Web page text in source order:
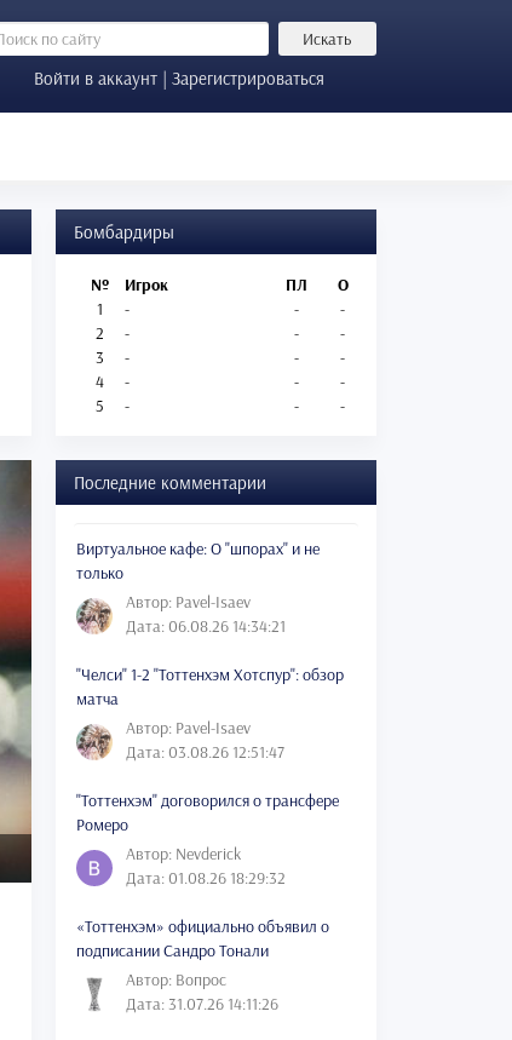
Искать
Войти в аккаунт | Зарегистрироваться
Бомбардиры
№ Игрок ПЛ
О
1
- -
-
2
- -
-
3
- -
-
4
- -
-
5
- - -
Последние комментарии
Виртуальное кафе: О "шпорах" и не
только
Автор: Pavel-Isaev
Дата: 06.08.26 14:34:21
"Челси" 1-2 "Тоттенхэм Хотспур": обзор
матча
Автор: Pavel-Isaev
Дата: 03.08.26 12:51:47
"Тоттенхэм" договорился о трансфере
Ромеро
Автор: Nevderick
Дата: 01.08.26 18:29:32
«Тоттенхэм» официально объявил о
подписании Сандро Тонали
Автор: Вопрос
Дата: 31.07.26 14:11:26